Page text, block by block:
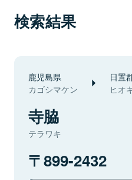
検索結果
鹿児島県
カゴシマケン
日置
ヒオ
寺脇
テラワキ
899-2432